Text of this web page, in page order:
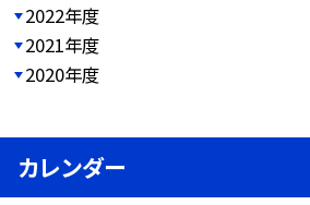
2022年度
2021年度
2020年度
カレンダー